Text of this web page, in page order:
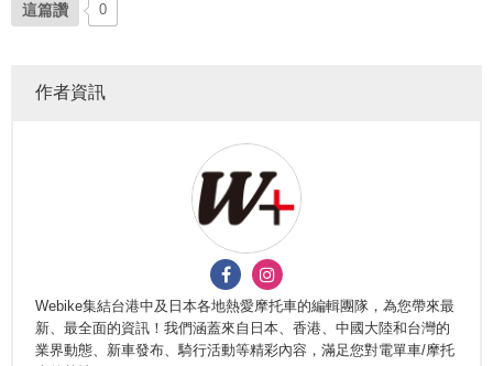
這篇讚 0
作者資訊
Webike集結台港中及日本各地熱愛摩托車的編輯團隊，為您帶來最
新、最全面的資訊！我們涵蓋來自日本、香港、中國大陸和台灣的
業界動態、新車發布、騎行活動等精彩內容，滿足您對電單車/摩托